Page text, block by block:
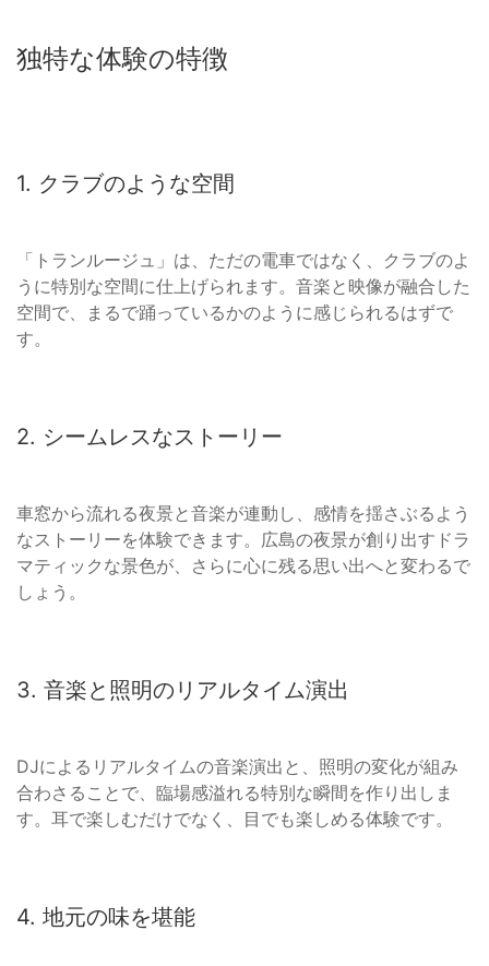
独特な体験の特徴
1. クラブのような空間
「トランルージュ」は、ただの電車ではなく、クラブのよ
うに特別な空間に仕上げられます。音楽と映像が融合した
空間で、まるで踊っているかのように感じられるはずで
す。
2. シームレスなストーリー
車窓から流れる夜景と音楽が連動し、感情を揺さぶるよう
なストーリーを体験できます。広島の夜景が創り出すドラ
マティックな景色が、さらに心に残る思い出へと変わるで
しょう。
3. 音楽と照明のリアルタイム演出
DJによるリアルタイムの音楽演出と、照明の変化が組み
合わさることで、臨場感溢れる特別な瞬間を作り出しま
す。耳で楽しむだけでなく、目でも楽しめる体験です。
4. 地元の味を堪能